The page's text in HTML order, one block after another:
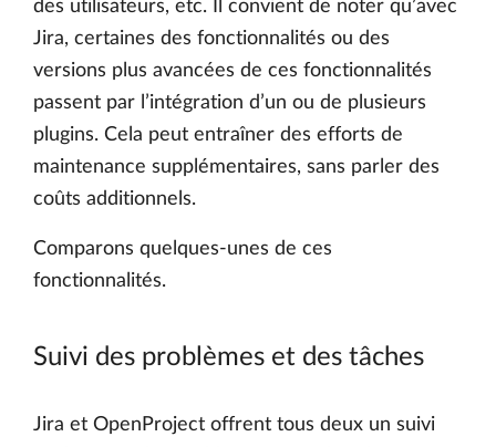
des utilisateurs, etc. Il convient de noter qu’avec
Jira, certaines des fonctionnalités ou des
versions plus avancées de ces fonctionnalités
passent par l’intégration d’un ou de plusieurs
plugins. Cela peut entraîner des efforts de
maintenance supplémentaires, sans parler des
coûts additionnels.
Comparons quelques-unes de ces
fonctionnalités.
Suivi des problèmes et des tâches
Jira et OpenProject offrent tous deux un suivi